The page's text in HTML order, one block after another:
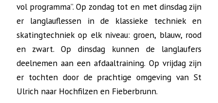
vol programma”. Op zondag tot en met dinsdag zijn
er langlauflessen in de klassieke techniek en
skatingtechniek op elk niveau: groen, blauw, rood
en zwart. Op dinsdag kunnen de langlaufers
deelnemen aan een afdaaltraining. Op vrijdag zijn
er tochten door de prachtige omgeving van St
Ulrich naar Hochfilzen en Fieberbrunn.